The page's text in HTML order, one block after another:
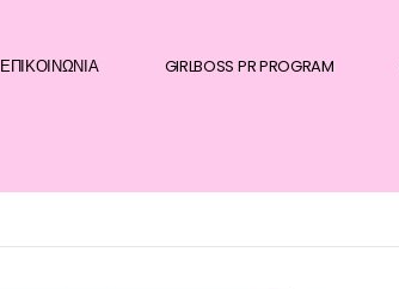
ΕΠΙΚΟΙΝΩΝΊΑ GIRLBOSS PR PROGRAM